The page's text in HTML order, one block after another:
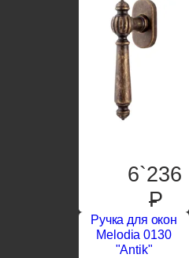
6`236
P
Ручка для окон
Melodia 0130
"Antik"